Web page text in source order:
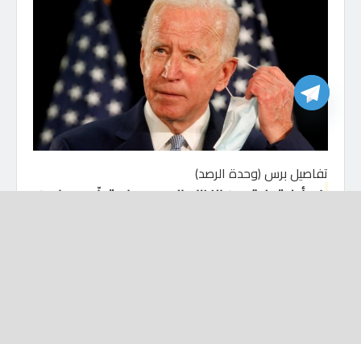
تفاصيل برس (وحدة الرصد)
في أول تعليق من النظام السوري على تولّي جو بايدن،